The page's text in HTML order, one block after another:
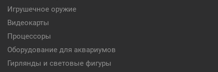
Игрушечное оружие
Видеокарты
Процессоры
Оборудование для аквариумов
Гирлянды и световые фигуры